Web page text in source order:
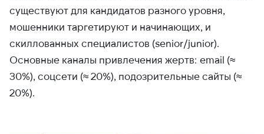
существуют для кандидатов разного уровня,
мошенники таргетируют и начинающих, и
скиллованных специалистов (senior/junior).
Основные каналы привлечения жертв: email (≈
30%), соцсети (≈ 20%), подозрительные сайты (≈
20%).